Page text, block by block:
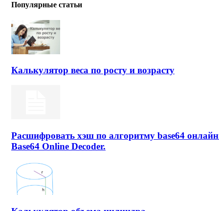
Популярные статьи
Калькулятор веса по росту и возрасту
Расшифровать хэш по алгоритму base64
Base64 Online Decoder.